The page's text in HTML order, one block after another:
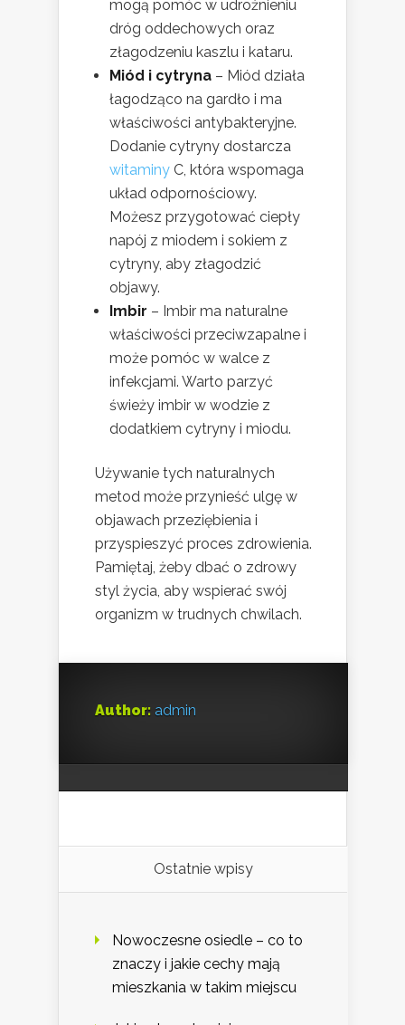
mogą pomóc w udrożnieniu
dróg oddechowych oraz
złagodzeniu kaszlu i kataru.
Miód i cytryna – Miód działa
łagodząco na gardło i ma
właściwości antybakteryjne.
Dodanie cytryny dostarcza
witaminy C, która wspomaga
układ odpornościowy.
Możesz przygotować ciepły
napój z miodem i sokiem z
cytryny, aby złagodzić
objawy.
Imbir – Imbir ma naturalne
właściwości przeciwzapalne i
może pomóc w walce z
infekcjami. Warto parzyć
świeży imbir w wodzie z
dodatkiem cytryny i miodu.
Używanie tych naturalnych
metod może przynieść ulgę w
objawach przeziębienia i
przyspieszyć proces zdrowienia.
Pamiętaj, żeby dbać o zdrowy
styl życia, aby wspierać swój
organizm w trudnych chwilach.
Author: admin
Ostatnie wpisy
Nowoczesne osiedle – co to
znaczy i jakie cechy mają
mieszkania w takim miejscu